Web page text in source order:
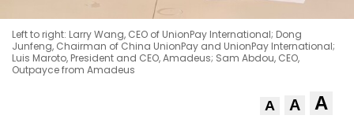
Left to right: Larry Wang, CEO of UnionPay International; Dong
Junfeng, Chairman of China UnionPay and UnionPay International;
Luis Maroto, President and CEO, Amadeus; Sam Abdou, CEO,
Outpayce from Amadeus
A A A